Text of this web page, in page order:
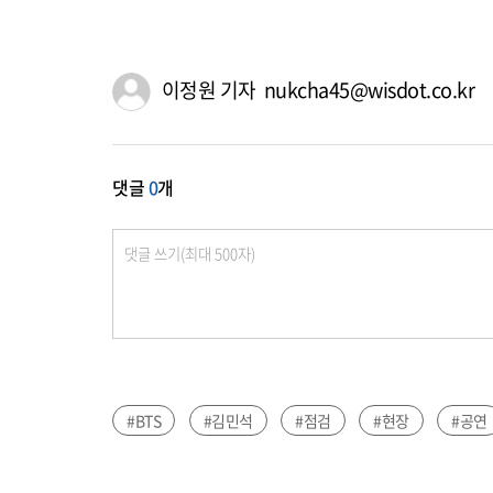
이정원 기자 nukcha45@wisdot.co.kr
댓글0개
#BTS #김민석 #점검 #현장 #공연